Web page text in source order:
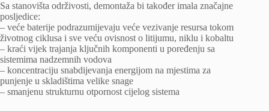
Sa stanovišta održivosti, demontaža bi također imala značajne
posljedice:
– veće baterije podrazumijevaju veće vezivanje resursa tokom
životnog ciklusa i sve veću ovisnost o litijumu, niklu i kobaltu
– kraći vijek trajanja ključnih komponenti u poređenju sa
sistemima nadzemnih vodova
– koncentraciju snabdijevanja energijom na mjestima za
punjenje u skladištima velike snage
– smanjenu strukturnu otpornost cijelog sistema